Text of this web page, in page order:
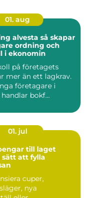
01. aug
så skapar
ordning och
i ekonomin
på företagets
mer än ett lagkrav.
företagare i
bokf...
01. jul
till laget
sätt att fylla
cuper,
nya